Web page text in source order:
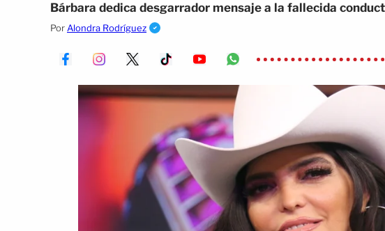
Bárbara dedica desgarrador mensaje a la fallecida
Por Alondra Rodríguez